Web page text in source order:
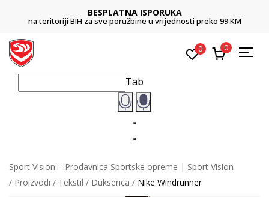
BESPLATNA ISPORUKA
na teritoriji BIH za sve poružbine u vrijednosti preko 99 KM
0 0
Tab
Sport Vision – Prodavnica Sportske opreme | Sport Vision
Proizvodi
Tekstil Dukserica Nike Windrunner